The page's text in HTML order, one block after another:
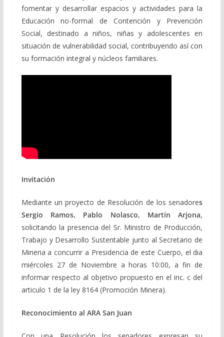
fomentar y desarrollar espacios y actividades para la
Educación no-formal de Contención y Prevención
Social, destinado a niños, niñas y adolescentes en
situación de vulnerabilidad social, contribuyendo así con
su formación integral y núcleos familiares.
Invitación
Mediante un proyecto de Resolución de los senadores
Sergio Ramos, Pablo Nolasco, Martín Arjona,
solicitando la presencia del Sr. Ministro de Producción,
Trabajo y Desarrollo Sustentable junto al Secretario de
Mineria a concurrir a Presidencia de este Cuerpo, el dia
miércoles 27 de Noviembre a horas 10:00, a fin de
informar respecto al objetivo propuesto en el inc. c del
articulo 1 de la ley 8164 (Promoción Minera).
Reconocimiento al ARA San Juan